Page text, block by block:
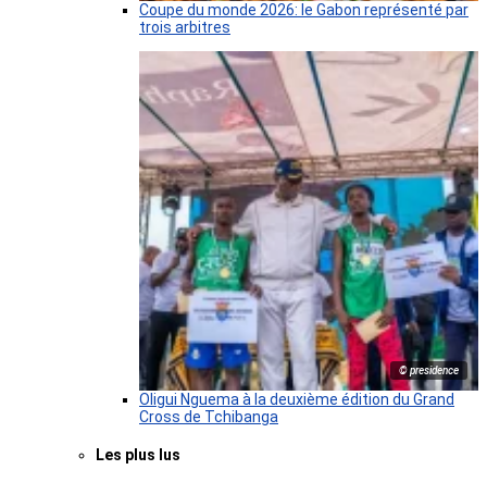
Coupe du monde 2026: le Gabon représenté par
trois arbitres
© presidence
Oligui Nguema à la deuxième édition du Grand
Cross de Tchibanga
Les plus lus